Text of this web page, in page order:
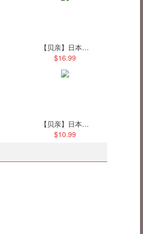
【贝亲】日本pigeon婴儿防晒乳 UVSPF20 PA++ 25g/瓶
$16.99
【贝亲】日本婴儿啫喱牙膏 （葡萄味）40ml/个
$10.99